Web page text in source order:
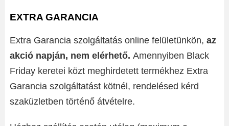
EXTRA GARANCIA
Extra Garancia szolgáltatás online felületünkön, az
akció napján, nem elérhető. Amennyiben Black
Friday keretei közt meghirdetett termékhez Extra
Garancia szolgáltatást kötnél, rendelésed kérd
szaküzletben történő átvételre.